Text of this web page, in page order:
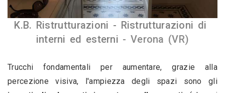
K.B. Ristrutturazioni - Ristrutturazioni di
interni ed esterni - Verona (VR)
Trucchi fondamentali per aumentare, grazie alla